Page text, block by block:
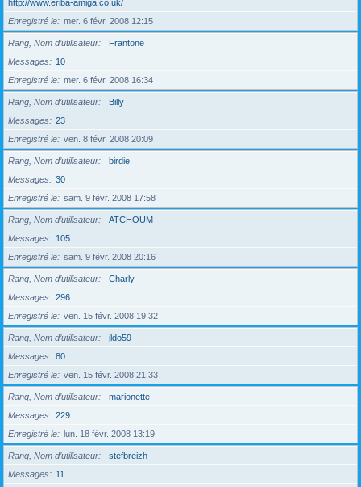
http://www.eriba-amiga.co.uk/
Enregistré le
mer. 6 févr. 2008 12:15
Rang, Nom d’utilisateur
Frantone
Messages
10
Enregistré le
mer. 6 févr. 2008 16:34
Rang, Nom d’utilisateur
Billy
Messages
23
Enregistré le
ven. 8 févr. 2008 20:09
Rang, Nom d’utilisateur
birdie
Messages
30
Enregistré le
sam. 9 févr. 2008 17:58
Rang, Nom d’utilisateur
ATCHOUM
Messages
105
Enregistré le
sam. 9 févr. 2008 20:16
Rang, Nom d’utilisateur
Charly
Messages
296
Enregistré le
ven. 15 févr. 2008 19:32
Rang, Nom d’utilisateur
jldo59
Messages
80
Enregistré le
ven. 15 févr. 2008 21:33
Rang, Nom d’utilisateur
marionette
Messages
229
Enregistré le
lun. 18 févr. 2008 13:19
Rang, Nom d’utilisateur
stefbreizh
Messages
11